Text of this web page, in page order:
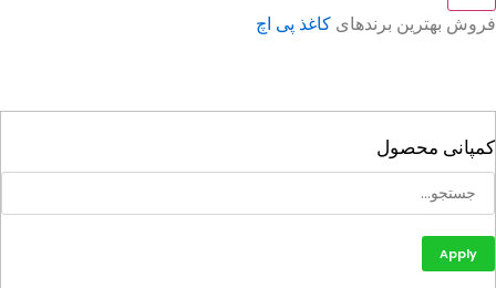
بهترین برندهایکاغذ پی اچ
محصول
Apply